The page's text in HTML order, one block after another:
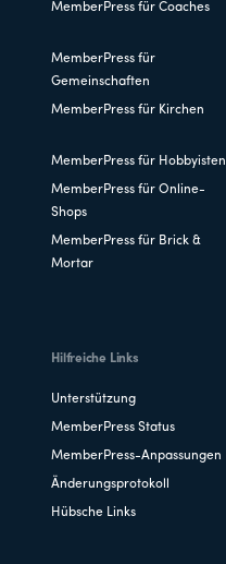
MemberPress für Coaches
MemberPress für
Gemeinschaften
MemberPress für Kirchen
MemberPress für Hobbyisten
MemberPress für Online-
Shops
MemberPress für Brick &
Mortar
Hilfreiche Links
Unterstützung
MemberPress Status
MemberPress-Anpassungen
Änderungsprotokoll
Hübsche Links